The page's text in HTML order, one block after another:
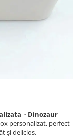
- Dinozaur
personalizat, perfect
și delicios.